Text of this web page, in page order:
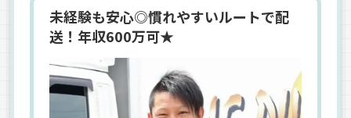
未経験も安心◎慣れやすいルートで配
送！年収600万可★